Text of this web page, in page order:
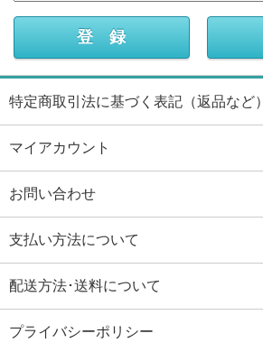
特定商取引法に基づく表記（返品など）
マイアカウント
お問い合わせ
支払い方法について
配送方法･送料について
プライバシーポリシー